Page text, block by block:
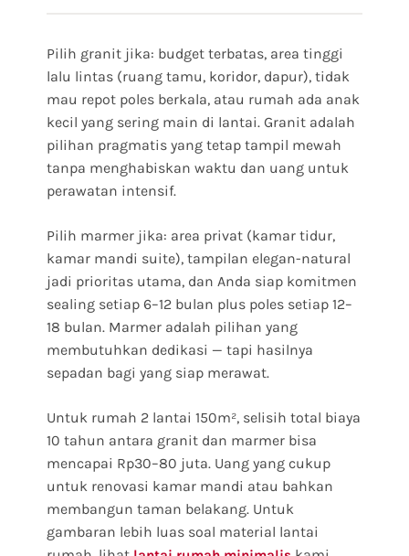
Pilih granit jika: budget terbatas, area tinggi
lalu lintas (ruang tamu, koridor, dapur), tidak
mau repot poles berkala, atau rumah ada anak
kecil yang sering main di lantai. Granit adalah
pilihan pragmatis yang tetap tampil mewah
tanpa menghabiskan waktu dan uang untuk
perawatan intensif.
Pilih marmer jika: area privat (kamar tidur,
kamar mandi suite), tampilan elegan-natural
jadi prioritas utama, dan Anda siap komitmen
sealing setiap 6–12 bulan plus poles setiap 12–
18 bulan. Marmer adalah pilihan yang
membutuhkan dedikasi — tapi hasilnya
sepadan bagi yang siap merawat.
Untuk rumah 2 lantai 150m², selisih total biaya
10 tahun antara granit dan marmer bisa
mencapai Rp30–80 juta. Uang yang cukup
untuk renovasi kamar mandi atau bahkan
membangun taman belakang. Untuk
gambaran lebih luas soal material lantai